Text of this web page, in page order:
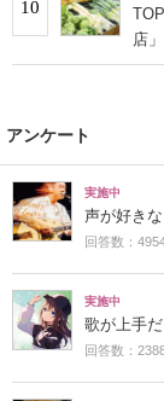
10
店
アンケート
実施中
声が好き
回答数：
実施中
歌が上手
回答数：